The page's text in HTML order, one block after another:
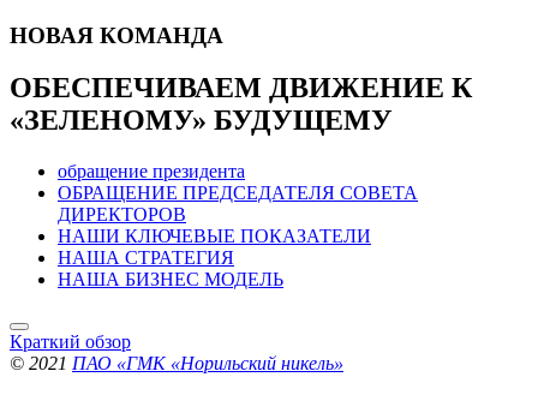
НОВАЯ КОМАНДА
ОБЕСПЕЧИВАЕМ ДВИЖЕНИЕ К
«ЗЕЛЕНОМУ» БУДУЩЕМУ
обращение президента
ОБРАЩЕНИЕ ПРЕДСЕДАТЕЛЯ СОВЕТА
ДИРЕКТОРОВ
НАШИ КЛЮЧЕВЫЕ ПОКАЗАТЕЛИ
НАША СТРАТЕГИЯ
НАША БИЗНЕС МОДЕЛЬ
Краткий обзор
© 2021 ПАО «ГМК «Норильский никель»